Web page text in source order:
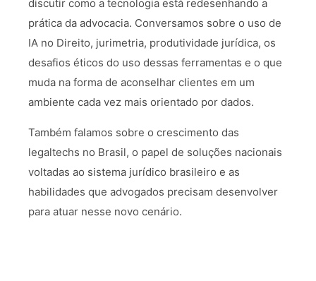
discutir como a tecnologia está redesenhando a
prática da advocacia. Conversamos sobre o uso de
IA no Direito, jurimetria, produtividade jurídica, os
desafios éticos do uso dessas ferramentas e o que
muda na forma de aconselhar clientes em um
ambiente cada vez mais orientado por dados.
Também falamos sobre o crescimento das
legaltechs no Brasil, o papel de soluções nacionais
voltadas ao sistema jurídico brasileiro e as
habilidades que advogados precisam desenvolver
para atuar nesse novo cenário.